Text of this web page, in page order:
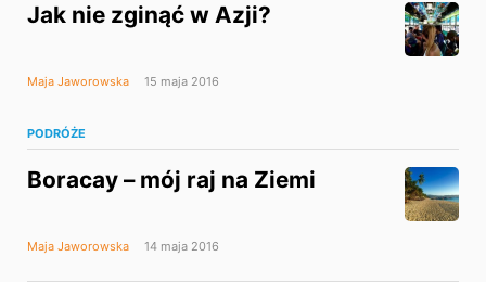
Jak nie zginąć w Azji?
Maja Jaworowska 15 maja 2016
PODRÓŻE
Boracay – mój raj na Ziemi
Maja Jaworowska 14 maja 2016